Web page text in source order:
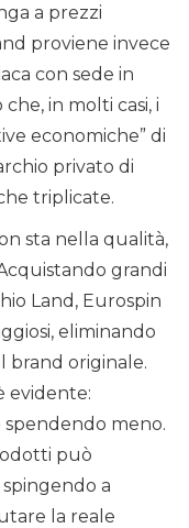
a prezzi
proviene invece
con sede in
in molti casi, i
economiche” di
privato di
triplicate.
sta nella qualità,
grandi
Land, Eurospin
eliminando
brand originale.
evidente:
meno.
può
a
la reale